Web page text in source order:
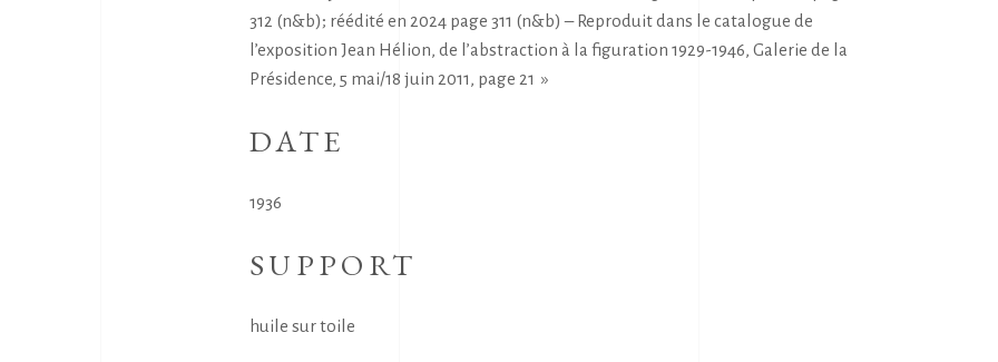
312 (n&b); réédité en 2024 page 311 (n&b) – Reproduit dans le catalogue de
l’exposition Jean Hélion, de l’abstraction à la figuration 1929-1946, Galerie de la
Présidence, 5 mai/18 juin 2011, page 21 »
DATE
1936
SUPPORT
huile sur toile